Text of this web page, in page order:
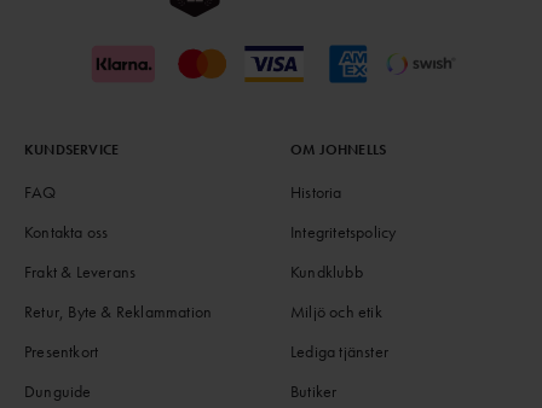
KUNDSERVICE
FAQ
Kontakta oss
Frakt & Leverans
Retur, Byte & Reklammation
Presentkort
Dunguide
OM JOHNELLS
Historia
Integritetspolicy
Kundklubb
Miljö och etik
Lediga tjänster
Butiker